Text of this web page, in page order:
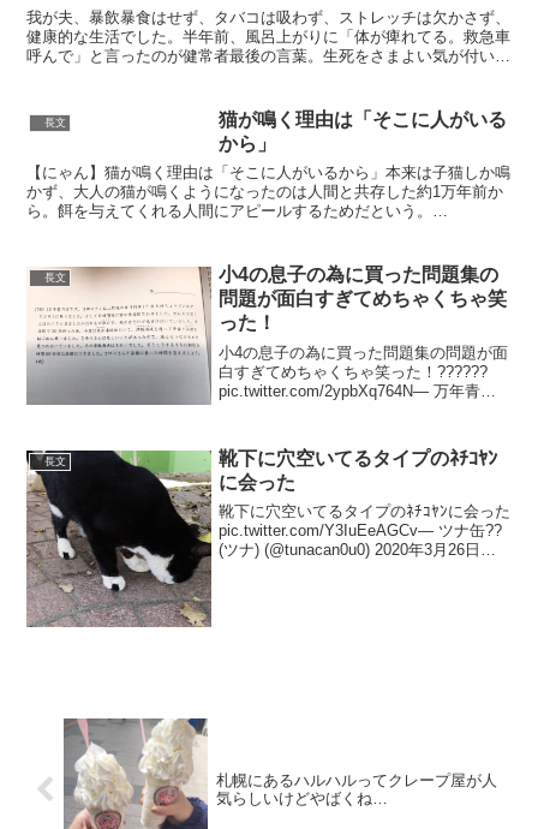
我が夫、暴飲暴食はせず、タバコは吸わず、ストレッチは欠かさず、
健康的な生活でした。半年前、風呂上がりに「体が痺れてる。救急車
呼んで」と言ったのが健常者最後の言葉。生死をさまよい気が付いた
長文
猫が鳴く理由は「そこに人がいる
から」
【にゃん】猫が鳴く理由は「そこに人がいるから」本来は子猫しか鳴
かず、大人の猫が鳴くようになったのは人間と共存した約1万年前か
ら。餌を与えてくれる人間にアピールするためだという。
長文
小4の息子の為に買った問題集の
問題が面白すぎてめちゃくちゃ笑
った！
小4の息子の為に買った問題集の問題が面
白すぎてめちゃくちゃ笑った！??????
pic.twitter.com/2ypbXq764N— 万年青
長文
靴下に穴空いてるタイプのﾈﾁｺﾔﾝ
に会った
靴下に穴空いてるタイプのﾈﾁｺﾔﾝに会った
pic.twitter.com/Y3IuEeAGCv— ツナ缶??
(ツナ) (@tunacan0u0) 2020年3月26日ち
札幌にあるハルハルってクレープ屋が人
気らしいけどやばくね…